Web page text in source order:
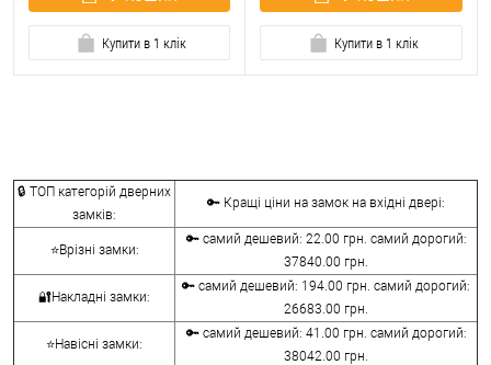
Купити в 1 клік Купити в 1 клік
🔒 ТОП категорій дверних
замків:
🔑 Кращі ціни на замок на вхідні двері:
⭐Врізні замки:
🔑 самий дешевий: 22.00 грн. самий дорогий:
37840.00 грн.
🔐Накладні замки:
🔑 самий дешевий: 194.00 грн. самий дорогий:
26683.00 грн.
⭐Навісні замки:
🔑 самий дешевий: 41.00 грн. самий дорогий:
38042.00 грн.